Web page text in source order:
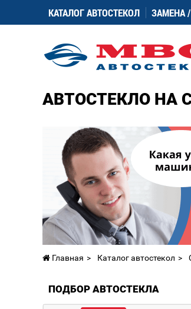
КАТАЛОГ АВТОСТЕКОЛ ЗАМЕНА
АВТОСТЕКЛО НА
Главная Каталог автостекол
ПОДБОР АВТОСТЕКЛА